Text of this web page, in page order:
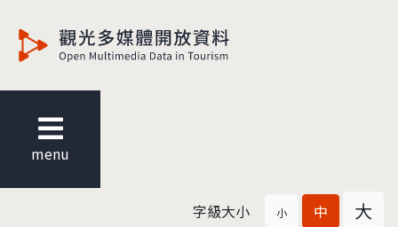
menu
字級大小 小 中 大